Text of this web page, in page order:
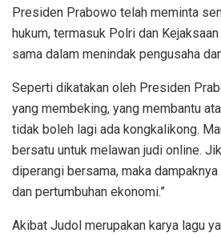
Presiden Prabowo telah meminta
hukum, termasuk Polri dan
sama dalam menindak pengusaha
Seperti dikatakan oleh Presiden
yang membeking, yang membantu
tidak boleh lagi ada kongkalikong.
bersatu untuk melawan judi online.
diperangi bersama, maka
dan pertumbuhan ekonomi.”
Akibat Judol merupakan karya lagu